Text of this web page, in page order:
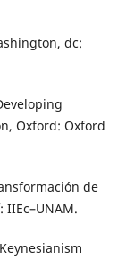
dc:
Oxford: Oxford
de